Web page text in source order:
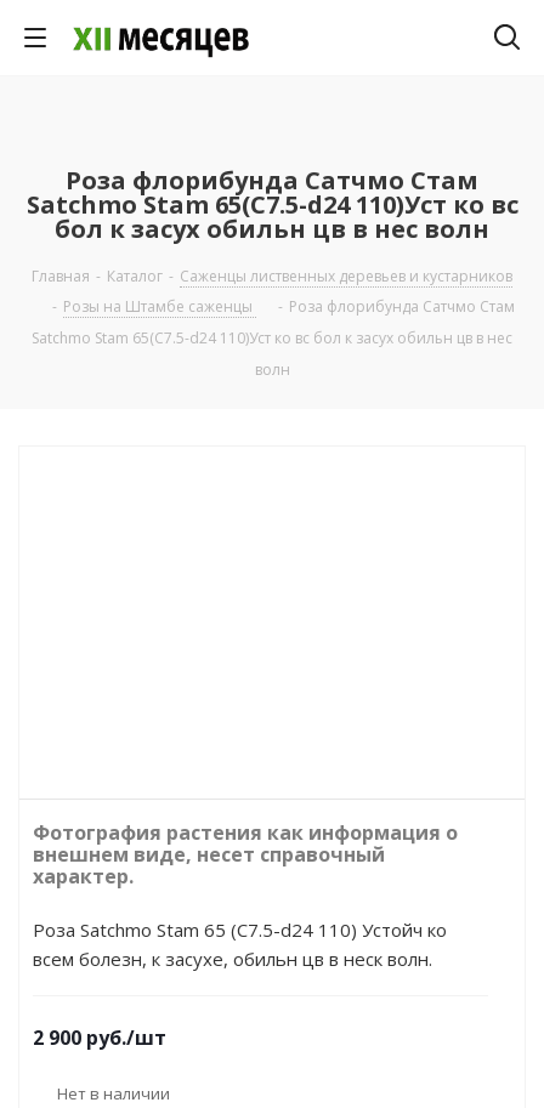
Роза флорибунда Сатчмо Стам
Satchmo Stam 65(C7.5-d24 110)Уст ко вс
бол к засух обильн цв в нес волн
Главная - Каталог - Саженцы лиственных деревьев и кустарников
- Розы на Штамбе саженцы - Роза флорибунда Сатчмо Стам
Satchmo Stam 65(C7.5-d24 110)Уст ко вс бол к засух обильн цв в нес
волн
Фотография растения как информация о
внешнем виде, несет справочный
характер.
Роза Satchmo Stam 65 (C7.5-d24 110) Устойч ко
всем болезн, к засухе, обильн цв в неск волн.
2 900 руб./шт
Нет в наличии